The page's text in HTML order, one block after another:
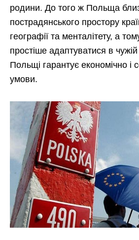
родини. До того ж Польща
пострадянського простору
географії та менталітету, а
простіше адаптуватися в чужій
Польщі гарантує економічно і
умови.